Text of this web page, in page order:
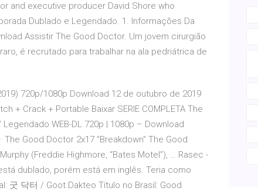
and executive producer David Shore who
Dublado e Legendado. 1. Informações Da
Assistir The Good Doctor. Um jovem cirurgião
é recrutado para trabalhar na ala pedriátrica de
720p/1080p Download 12 de outubro de 2019
+ Crack + Portable Baixar SERIE COMPLETA The
WEB-DL 720p | 1080p – Download
The Good Doctor 2x17 "Breakdown" The Good
(Freddie Highmore, “Bates Motel”), … Rasec -
dublado, porém está em inglês. Teria como
굿 닥터 / Goot Dakteo Título no Brasil: Good